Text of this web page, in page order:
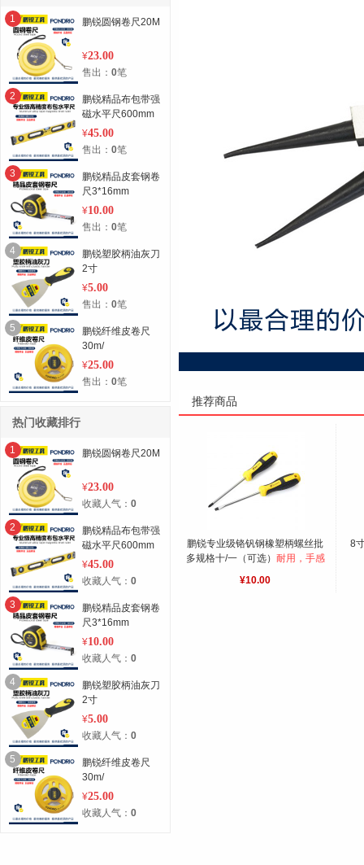
推荐商品
鹏锐专业级铬钒钢橡塑柄螺丝批
多规格十/一（可选） 耐用，手感
¥10.00
8
1 鹏锐圆钢卷尺20M
¥23.00
售出： 0笔
2
鹏锐精品布包带强
磁水平尺600mm
¥45.00
售出： 0笔
3
鹏锐精品皮套钢卷
尺3*16mm
¥10.00
售出： 0笔
4
鹏锐塑胶柄油灰刀
2寸
¥5.00
售出： 0笔
5
鹏锐纤维皮卷尺
30m/
¥25.00
售出： 0笔
热门收藏排行
1 鹏锐圆钢卷尺20M
¥23.00
收藏人气： 0
2
鹏锐精品布包带强
磁水平尺600mm
¥45.00
收藏人气： 0
3
鹏锐精品皮套钢卷
尺3*16mm
¥10.00
收藏人气： 0
4
鹏锐塑胶柄油灰刀
2寸
¥5.00
收藏人气： 0
5
鹏锐纤维皮卷尺
30m/
¥25.00
收藏人气： 0